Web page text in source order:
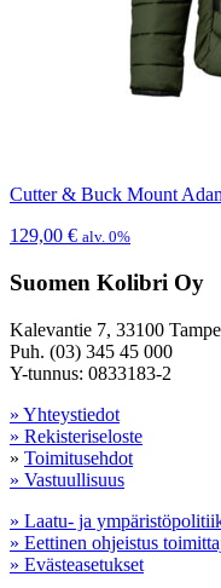
Cutter & Buck Mount
129,00 € alv. 0%
Suomen Kolibri Oy
Kalevantie 7, 33100
Puh. (03) 345 45 000
Y-tunnus: 0833183-2
» Yhteystiedot
» Rekisteriseloste
» Toimitusehdot
» Vastuullisuus
» Laatu- ja
» Eettinen ohjeistus
» Evästeasetukset